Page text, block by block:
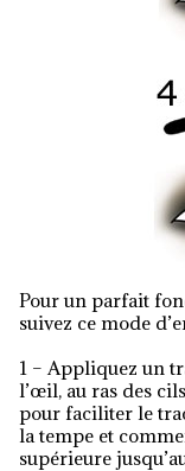
Pour un parfait fondu des différentes tonalités de fard,
suivez ce mode
1 – Appliquez un
l’œil, au ras des
pour faciliter le
la tempe et
supérieure